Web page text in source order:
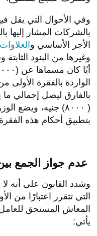
وفي الأحوال التي يقل
بالشركات المشار إليها
الأجر الأساسي و
وغيرها من البنود الثابتة
الواردة بالفقرة الأولى
بالفارق ليصل إجمالي
( ۸۰۰۰) جنيه، ويضع
بتطبيق أحكام هذه
وشدد القانون على أنه لا
المعاش المستحق
يأتي: